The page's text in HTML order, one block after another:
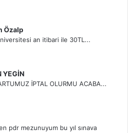
Özalp
an itibari ile 30TL...
YEGİN
İPTAL OLURMU ACABA...
pdr mezunuyum bu yıl sınava